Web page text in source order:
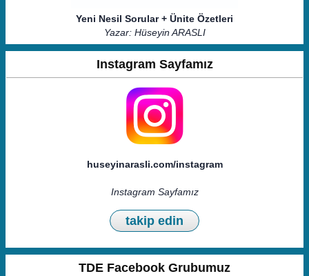
Yeni Nesil Sorular + Ünite Özetleri
Yazar: Hüseyin ARASLI
Instagram Sayfamız
huseyinarasli.com/instagram
Instagram Sayfamız
takip edin
TDE Facebook Grubumuz